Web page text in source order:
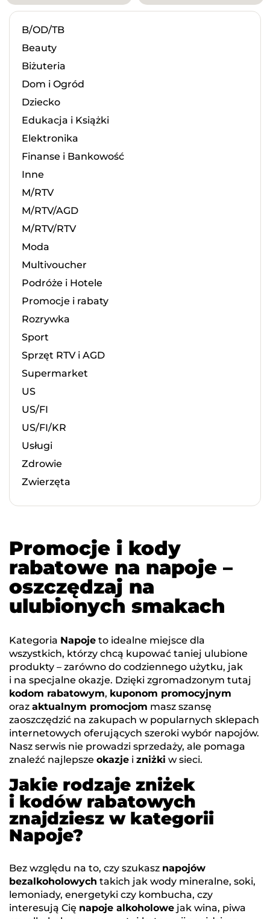
B/OD/TB
Beauty
Biżuteria
Dom i Ogród
Dziecko
Edukacja i Książki
Elektronika
Finanse i Bankowość
Inne
M/RTV
M/RTV/AGD
M/RTV/RTV
Moda
Multivoucher
Podróże i Hotele
Promocje i rabaty
Rozrywka
Sport
Sprzęt RTV i AGD
Supermarket
US
US/FI
US/FI/KR
Usługi
Zdrowie
Zwierzęta
Promocje i kody
rabatowe na napoje –
oszczędzaj na
ulubionych smakach
Kategoria Napoje to idealne miejsce dla
wszystkich, którzy chcą kupować taniej ulubione
produkty – zarówno do codziennego użytku, jak
i na specjalne okazje. Dzięki zgromadzonym tutaj
kodom rabatowym, kuponom promocyjnym
oraz aktualnym promocjom masz szansę
zaoszczędzić na zakupach w popularnych sklepach
internetowych oferujących szeroki wybór napojów.
Nasz serwis nie prowadzi sprzedaży, ale pomaga
znaleźć najlepsze okazje i zniżki w sieci.
Jakie rodzaje zniżek
i kodów rabatowych
znajdziesz w kategorii
Napoje?
Bez względu na to, czy szukasz napojów
bezalkoholowych takich jak wody mineralne, soki,
lemoniady, energetyki czy kombucha, czy
interesują Cię napoje alkoholowe jak wina, piwa